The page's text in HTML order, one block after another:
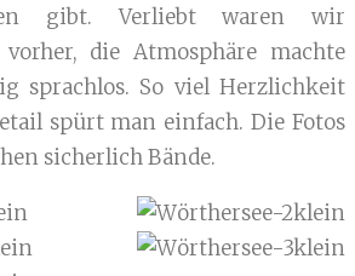
gibt. Verliebt waren wir
die Atmosphäre machte
sprachlos. So viel Herzlichkeit
spürt man einfach. Die Fotos
sicherlich Bände.